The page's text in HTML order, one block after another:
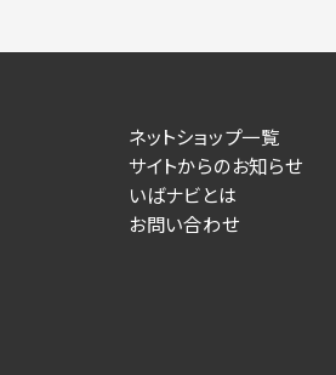
ネットショップ一覧
サイトからのお知らせ
いばナビとは
お問い合わせ